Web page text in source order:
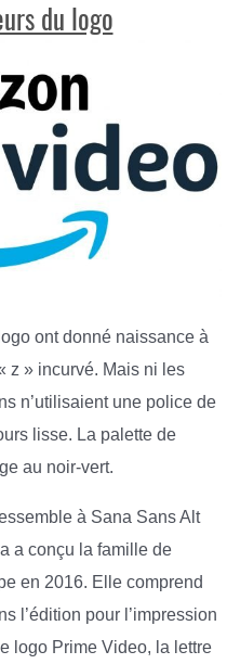
du logo
ont donné naissance à
z » incurvé. Mais ni les
n’utilisaient une police de
lisse. La palette de
au noir-vert.
à Sana Sans Alt
a conçu la famille de
en 2016. Elle comprend
l’édition pour l’impression
logo Prime Video, la lettre